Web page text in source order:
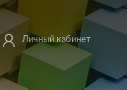
Личный кабинет